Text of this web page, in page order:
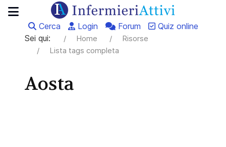
Cerca Login Forum
Quiz online
Sei qui:
Home
Risorse
Lista tags completa
Aosta